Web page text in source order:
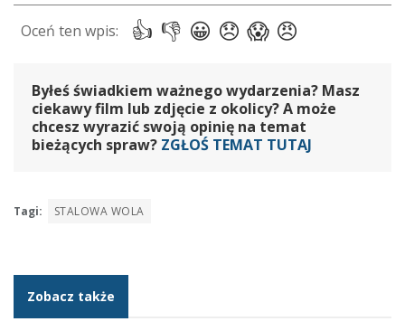
Byłeś świadkiem ważnego wydarzenia? Masz
ciekawy film lub zdjęcie z okolicy? A może
chcesz wyrazić swoją opinię na temat
bieżących spraw? ZGŁOŚ TEMAT TUTAJ
Tagi: STALOWA WOLA
Zobacz także